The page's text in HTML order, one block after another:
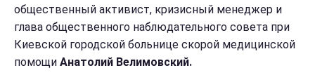
общественный активист, кризисный менеджер и
глава общественного наблюдательного совета при
Киевской городской больнице скорой медицинской
помощи Анатолий Велимовский.